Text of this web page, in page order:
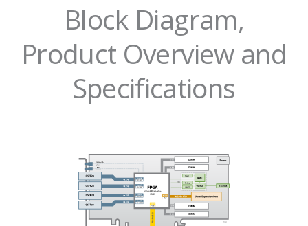
Block Diagram,
Product Overview and
Specifications